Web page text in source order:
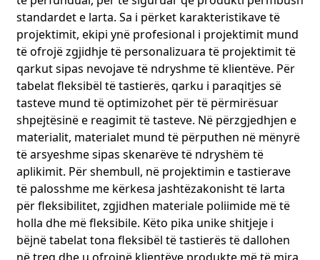
standardet e larta. Sa i përket karakteristikave të
projektimit, ekipi ynë profesional i projektimit mund
të ofrojë zgjidhje të personalizuara të projektimit të
qarkut sipas nevojave të ndryshme të klientëve. Për
tabelat fleksibël të tastierës, qarku i paraqitjes së
tasteve mund të optimizohet për të përmirësuar
shpejtësinë e reagimit të tasteve. Në përzgjedhjen e
materialit, materialet mund të përputhen në mënyrë
të arsyeshme sipas skenarëve të ndryshëm të
aplikimit. Për shembull, në projektimin e tastierave
të palosshme me kërkesa jashtëzakonisht të larta
për fleksibilitet, zgjidhen materiale poliimide më të
holla dhe më fleksibile. Këto pika unike shitjeje i
bëjnë tabelat tona fleksibël të tastierës të dallohen
4. Fusha e Elektronikës së Konsumatorit: Përmbushja e
Nevojave për Hollësi, Lehtësi dhe Multifunksionalitet
Tregu i elektronikës së konsumit ndjek produkte të holla, të
lehta, shumëfunksionale dhe me stil. FPC-ja që ne
personalizojmë për fushën e elektronikës së konsumit i
merr plotësisht parasysh këta faktorë në dizajn. Duke
marrë si shembull telefonat inteligjentë, FPC-ja që
prodhojmë mund të arrijë lidhje efikase midis pllakës
kryesore dhe komponentëve të shumtë, siç janë ekrani,
kamera dhe bateria. Karakteristikat e saj ultra të holla dhe
fleksibile mundësojnë një shfrytëzim më racional të
hapësirës së brendshme të telefonit celular, duke
kontribuar në dizajnin e hollë dhe të lehtë të telefonit
celular. Në të njëjtën kohë, duke integruar qarqe të shumta
funksionale, ajo plotëson nevojat e telefonit celular për
transmetim të të dhënave me shpejtësi të lartë, karikim të